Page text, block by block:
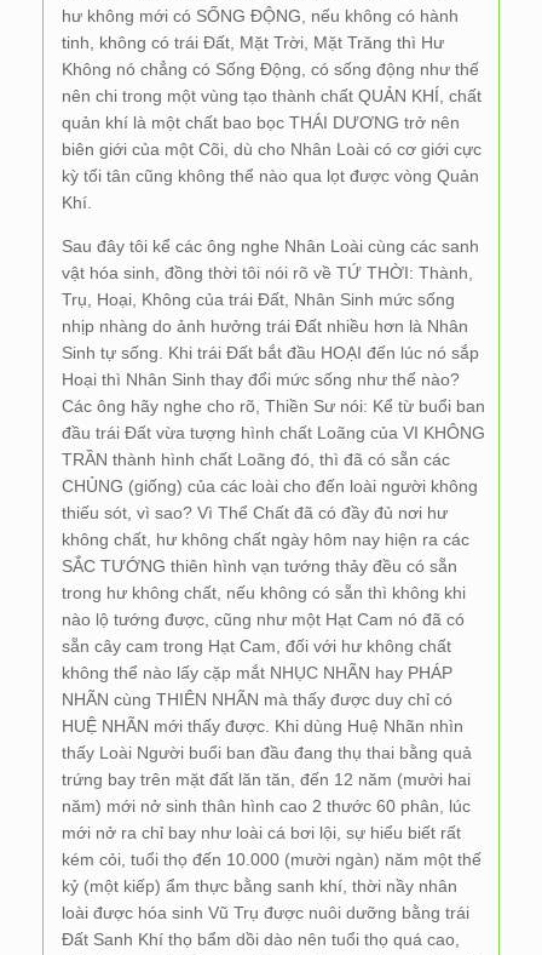
hư không mới có SỐNG ĐỘNG, nếu không có hành
tinh, không có trái Đất, Mặt Trời, Mặt Trăng thì Hư
Không nó chẳng có Sống Động, có sống động như thế
nên chi trong một vùng tạo thành chất QUẢN KHÍ, chất
quản khí là một chất bao bọc THÁI DƯƠNG trở nên
biên giới của một Cõi, dù cho Nhân Loài có cơ giới cực
kỳ tối tân cũng không thể nào qua lọt được vòng Quản
Khí.
Sau đây tôi kể các ông nghe Nhân Loài cùng các sanh
vật hóa sinh, đồng thời tôi nói rõ về TỨ THỜI: Thành,
Trụ, Hoại, Không của trái Đất, Nhân Sinh mức sống
nhịp nhàng do ảnh hưởng trái Đất nhiều hơn là Nhân
Sinh tự sống. Khi trái Đất bắt đầu HOẠI đến lúc nó sắp
Hoại thì Nhân Sinh thay đổi mức sống như thế nào?
Các ông hãy nghe cho rõ, Thiền Sư nói: Kể từ buổi ban
đầu trái Đất vừa tượng hình chất Loãng của VI KHÔNG
TRẦN thành hình chất Loãng đó, thì đã có sẵn các
CHỦNG (giống) của các loài cho đến loài người không
thiếu sót, vì sao? Vì Thể Chất đã có đầy đủ nơi hư
không chất, hư không chất ngày hôm nay hiện ra các
SẮC TƯỚNG thiên hình vạn tướng thảy đều có sẵn
trong hư không chất, nếu không có sẵn thì không khi
nào lộ tướng được, cũng như một Hạt Cam nó đã có
sẵn cây cam trong Hạt Cam, đối với hư không chất
không thể nào lấy cặp mắt NHỤC NHÃN hay PHÁP
NHÃN cùng THIÊN NHÃN mà thấy được duy chỉ có
HUỆ NHÃN mới thấy được. Khi dùng Huệ Nhãn nhìn
thấy Loài Người buổi ban đầu đang thụ thai bằng quả
trứng bay trên mặt đất lăn tăn, đến 12 năm (mười hai
năm) mới nở sinh thân hình cao 2 thước 60 phân, lúc
mới nở ra chỉ bay như loài cá bơi lội, sự hiểu biết rất
kém cỏi, tuổi thọ đến 10.000 (mười ngàn) năm một thế
kỷ (một kiếp) ẩm thực bằng sanh khí, thời nầy nhân
loài được hóa sinh Vũ Trụ được nuôi dưỡng bằng trái
Đất Sanh Khí thọ bẩm dồi dào nên tuổi thọ quá cao,